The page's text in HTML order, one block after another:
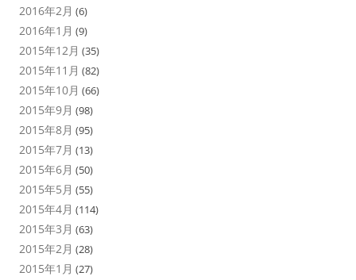
2016年2月 (6)
2016年1月 (9)
2015年12月 (35)
2015年11月 (82)
2015年10月 (66)
2015年9月 (98)
2015年8月 (95)
2015年7月 (13)
2015年6月 (50)
2015年5月 (55)
2015年4月 (114)
2015年3月 (63)
2015年2月 (28)
2015年1月 (27)